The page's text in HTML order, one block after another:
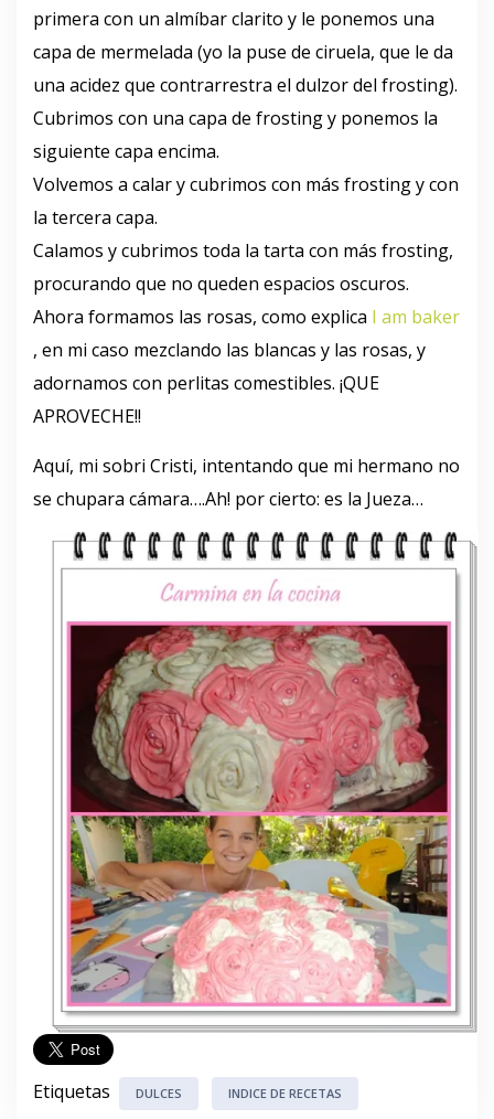
primera con un almíbar clarito y le ponemos una
capa de mermelada (yo la puse de ciruela, que le da
una acidez que contrarrestra el dulzor del frosting).
Cubrimos con una capa de frosting y ponemos la
siguiente capa encima.
Volvemos a calar y cubrimos con más frosting y con
la tercera capa.
Calamos y cubrimos toda la tarta con más frosting,
procurando que no queden espacios oscuros.
Ahora formamos las rosas, como explica I am baker
, en mi caso mezclando las blancas y las rosas, y
adornamos con perlitas comestibles. ¡QUE
APROVECHE!!
Aquí, mi sobri Cristi, intentando que mi hermano no
se chupara cámara….Ah! por cierto: es la Jueza…
Etiquetas DULCES INDICE DE RECETAS